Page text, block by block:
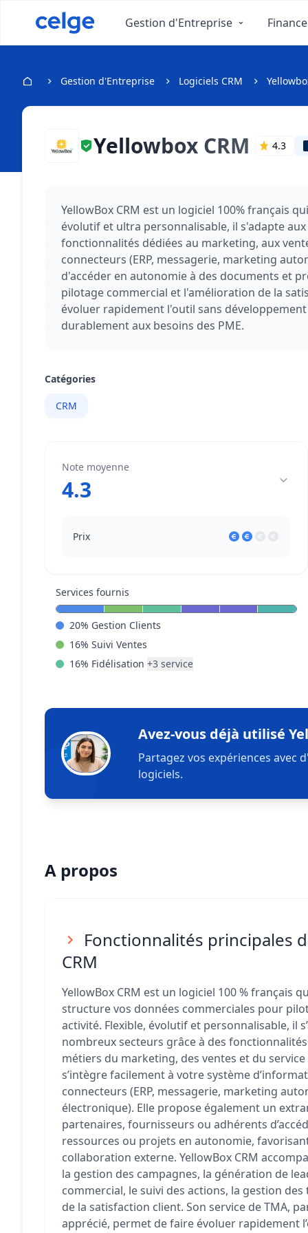
Gestion d'Entreprise Finance
Gestion d'Entreprise Logiciels CRM
Yellowbox CRM 4.3
YellowBox CRM est un logiciel 100% français
évolutif et ultra personnalisable, il s'adapte
fonctionnalités dédiées au marketing, aux
connecteurs (ERP, messagerie, marketing
d'accéder en autonomie à des documents et
pilotage commercial et l'amélioration de la
évoluer rapidement l'outil sans
durablement aux besoins des PME.
Catégories
CRM
Note moyenne
4.3
Prix
Services fournis
20% Gestion Clients
16% Suivi Ventes
16% Fidélisation +3 service
Avez-vous déjà utilisé
Partagez vos expériences avec
logiciels.
A propos
Fonctionnalités principales
CRM
YellowBox CRM est un logiciel 100 % français
structure vos données commerciales pour
activité. Flexible, évolutif et personnalisable, il
nombreux secteurs grâce à des
métiers du marketing, des ventes et du
s’intègre facilement à votre système
connecteurs (ERP, messagerie, marketing
électronique). Elle propose également un
partenaires, fournisseurs ou adhérents
ressources ou projets en autonomie,
collaboration externe. YellowBox CRM
la gestion des campagnes, la génération de
commercial, le suivi des actions, la gestion
de la satisfaction client. Son service de TMA,
apprécié, permet de faire évoluer rapidement